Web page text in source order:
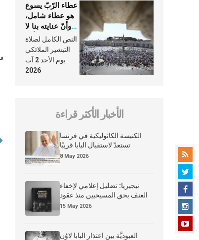
عطاء الرّبّ يسوع
هو عطاء شامل،
وأنّ عنايته بنا لا
تغيب عنّا أبدًا
النص الكامل لصلاة
التبشير الملائكي
يوم الأحد 2 آب
2026
الأخبار الأكثر قراءة
الكنيسة الكاثوليكية في فرنسا
تستعدّ لاستقبال البابا قريبًا
8 May 2026
نيجيريا: تضليل إعلامي لإخفاء
العنف بحق المسيحيين منذ عقود
15 May 2026
العبوديَّة بين اعتذار البابا لاوُن